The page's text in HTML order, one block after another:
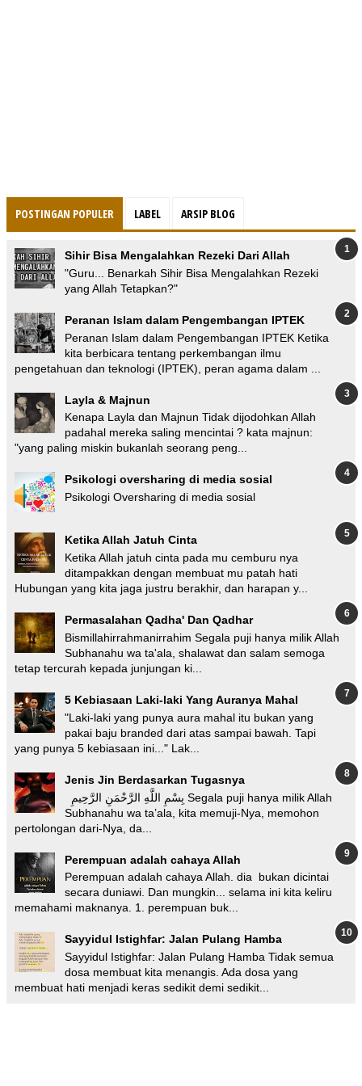
POSTINGAN POPULER LABEL ARSIP BLOG
Sihir Bisa Mengalahkan Rezeki Dari Allah
"Guru... Benarkah Sihir Bisa Mengalahkan Rezeki
yang Allah Tetapkan?"
Peranan Islam dalam Pengembangan IPTEK
Peranan Islam dalam Pengembangan IPTEK Ketika
kita berbicara tentang perkembangan ilmu
pengetahuan dan teknologi (IPTEK), peran agama dalam ...
Layla & Majnun
Kenapa Layla dan Majnun Tidak dijodohkan Allah
padahal mereka saling mencintai ? kata majnun:
"yang paling miskin bukanlah seorang peng...
Psikologi oversharing di media sosial
Psikologi Oversharing di media sosial
Ketika Allah Jatuh Cinta
Ketika Allah jatuh cinta pada mu cemburu nya
ditampakkan dengan membuat mu patah hati
Hubungan yang kita jaga justru berakhir, dan harapan y...
Permasalahan Qadha' Dan Qadhar
Bismillahirrahmanirrahim Segala puji hanya milik Allah
Subhanahu wa ta'ala, shalawat dan salam semoga
tetap tercurah kepada junjungan ki...
5 Kebiasaan Laki-laki Yang Auranya Mahal
"Laki-laki yang punya aura mahal itu bukan yang
pakai baju branded dari atas sampai bawah. Tapi
yang punya 5 kebiasaan ini..." Lak...
Jenis Jin Berdasarkan Tugasnya
Subhanahu wa ta’ala, kita memuji-Nya, memohon
pertolongan dari-Nya, da...
Perempuan adalah cahaya Allah
Perempuan adalah cahaya Allah. dia bukan dicintai
secara duniawi. Dan mungkin... selama ini kita keliru
memahami maknanya. 1. perempuan buk...
Sayyidul Istighfar: Jalan Pulang Hamba
Sayyidul Istighfar: Jalan Pulang Hamba Tidak semua
dosa membuat kita menangis. Ada dosa yang
membuat hati menjadi keras sedikit demi sedikit...